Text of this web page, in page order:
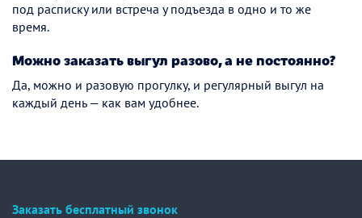
под расписку или встреча у подъезда в одно и то же
время.
Можно заказать выгул разово, а не постоянно?
Да, можно и разовую прогулку, и регулярный выгул на
каждый день — как вам удобнее.
Заказать бесплатный звонок